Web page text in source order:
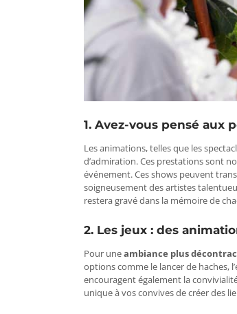
1. Avez-vous pensé aux
Les animations, telles que les
d’admiration. Ces prestations sont
événement. Ces shows peuvent
soigneusement des artistes
restera gravé dans la mémoire de
2. Les jeux : des
Pour uneambiance plus
options comme le lancer de haches,
encouragent également la
unique à vos convives de créer des